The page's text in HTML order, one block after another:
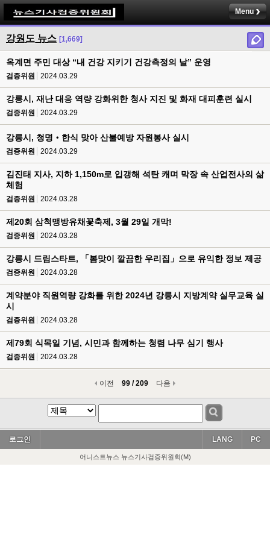
Menu
강원도 뉴스 [1,669]
옥계면 주민 대상 “내 건강 지키기 건강측정의 날” 운영
검증위원 2024.03.29
강릉시, 재난 대응 역량 강화위한 청사 지진 및 화재 대피훈련 실시
검증위원 2024.03.29
강릉시, 청명‧한식 맞아 산불예방 자원봉사 실시
검증위원 2024.03.29
김진태 지사, 지하 1,150m로 입갱해 석탄 캐며 막장 속 산업전사의 삶
체험
검증위원 2024.03.28
제20회 삼척맹방유채꽃축제, 3월 29일 개막!
검증위원 2024.03.28
강릉시 드림스타트, 「봄맞이 깔끔한 우리집」으로 유익한 정보 제공
검증위원 2024.03.28
계약분야 직원역량 강화를 위한 2024년 강릉시 지방계약 실무교육 실
시
검증위원 2024.03.28
제79회 식목일 기념, 시민과 함께하는 청렴 나무 심기 행사
검증위원 2024.03.28
이전 99 / 209 다음
로그인 PC
LANG
어니스트뉴스 뉴스기사검증위원회(M)